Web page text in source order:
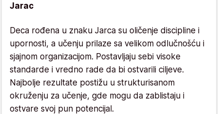
Jarac
Deca rođena u znaku Jarca su oličenje discipline i
upornosti, a učenju prilaze sa velikom odlučnošću i
sjajnom organizacijom. Postavljaju sebi visoke
standarde i vredno rade da bi ostvarili ciljeve.
Najbolje rezultate postižu u strukturisanom
okruženju za učenje, gde mogu da zablistaju i
ostvare svoj pun potencijal.